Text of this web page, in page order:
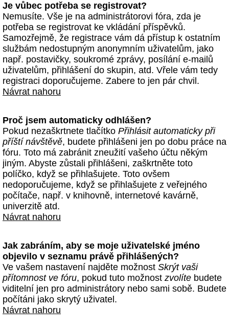
Je vůbec potřeba se registrovat?
Nemusíte. Vše je na administrátorovi fóra, zda je
potřeba se registrovat ke vkládání příspěvků.
Samozřejmě, že registrace vám dá přístup k ostatním
službám nedostupným anonymním uživatelům, jako
např. postavičky, soukromé zprávy, posílání e-mailů
uživatelům, přihlášení do skupin, atd. Vřele vám tedy
registraci doporučujeme. Zabere to jen pár chvil.
Návrat nahoru
Proč jsem automaticky odhlášen?
Pokud nezaškrtnete tlačítko Přihlásit automaticky při
příští návštěvě, budete přihlášeni jen po dobu práce na
fóru. Toto má zabránit zneužití vašeho účtu někým
jiným. Abyste zůstali přihlášeni, zaškrtněte toto
políčko, když se přihlašujete. Toto ovšem
nedoporučujeme, když se přihlašujete z veřejného
počítače, např. v knihovně, internetové kavárně,
univerzitě atd.
Návrat nahoru
Jak zabráním, aby se moje uživatelské jméno
objevilo v seznamu právě přihlášených?
Ve vašem nastavení najděte možnost Skrýt vaši
přítomnost ve fóru, pokud tuto možnost zvolíte budete
viditelní jen pro administrátory nebo sami sobě. Budete
počítáni jako skrytý uživatel.
Návrat nahoru